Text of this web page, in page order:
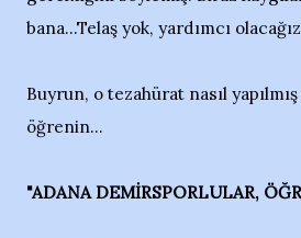
bana...Telaş yok, yardımcı
Buyrun, o tezahürat nasıl
öğrenin...
"ADANA DEMİRSPORLULAR,